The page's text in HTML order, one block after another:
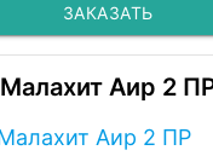
ЗАКАЗАТЬ
Малахит Аир 2